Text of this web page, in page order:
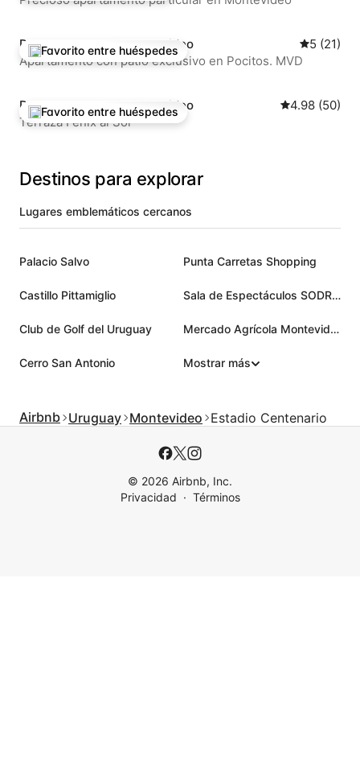
De los mejores en Favorito entre huéspedes
Favorito entre huéspedes
Departamento en Montevideo
5 (21)
Apartamento con patio exclusivo en Pocitos. MVD
De los mejores en Favorito entre huéspedes
Favorito entre huéspedes
Departamento en Montevideo Calificación
4.98 (50)
Terraza Fenix al Sol
Destinos para explorar
Lugares emblemáticos cercanos
Palacio Salvo Punta Carretas Shopping
Castillo Pittamiglio Sala de Espectáculos SODRE_Auditorio Nacional Adela Reta
Club de Golf del Uruguay Mercado Agrícola Montevideo - Mam
Cerro San Antonio Mostrar más
Airbnb Uruguay Montevideo Estadio Centenario
© 2026 Airbnb, Inc.
Privacidad
Términos